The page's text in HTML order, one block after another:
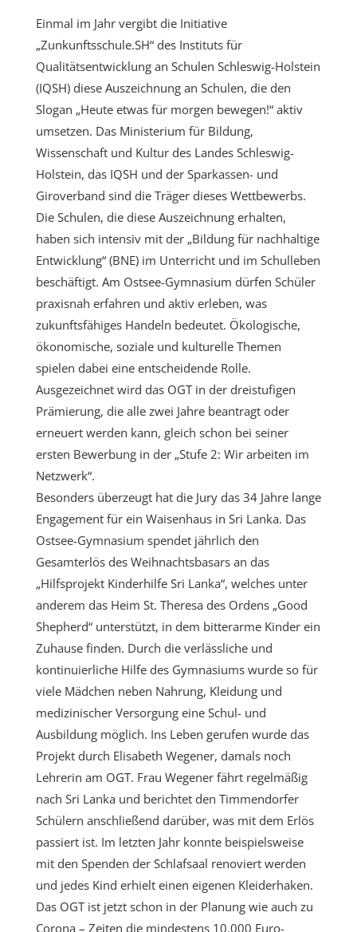
Einmal im Jahr vergibt die Initiative
„Zunkunftsschule.SH“ des Instituts für
Qualitätsentwicklung an Schulen Schleswig-Holstein
(IQSH) diese Auszeichnung an Schulen, die den
Slogan „Heute etwas für morgen bewegen!“ aktiv
umsetzen. Das Ministerium für Bildung,
Wissenschaft und Kultur des Landes Schleswig-
Holstein, das IQSH und der Sparkassen- und
Giroverband sind die Träger dieses Wettbewerbs.
Die Schulen, die diese Auszeichnung erhalten,
haben sich intensiv mit der „Bildung für nachhaltige
Entwicklung“ (BNE) im Unterricht und im Schulleben
beschäftigt. Am Ostsee-Gymnasium dürfen Schüler
praxisnah erfahren und aktiv erleben, was
zukunftsfähiges Handeln bedeutet. Ökologische,
ökonomische, soziale und kulturelle Themen
spielen dabei eine entscheidende Rolle.
Ausgezeichnet wird das OGT in der dreistufigen
Prämierung, die alle zwei Jahre beantragt oder
erneuert werden kann, gleich schon bei seiner
ersten Bewerbung in der „Stufe 2: Wir arbeiten im
Netzwerk“.
Besonders überzeugt hat die Jury das 34 Jahre lange
Engagement für ein Waisenhaus in Sri Lanka. Das
Ostsee-Gymnasium spendet jährlich den
Gesamterlös des Weihnachtsbasars an das
„Hilfsprojekt Kinderhilfe Sri Lanka“, welches unter
anderem das Heim St. Theresa des Ordens „Good
Shepherd“ unterstützt, in dem bitterarme Kinder ein
Zuhause finden. Durch die verlässliche und
kontinuierliche Hilfe des Gymnasiums wurde so für
viele Mädchen neben Nahrung, Kleidung und
medizinischer Versorgung eine Schul- und
Ausbildung möglich. Ins Leben gerufen wurde das
Projekt durch Elisabeth Wegener, damals noch
Lehrerin am OGT. Frau Wegener fährt regelmäßig
nach Sri Lanka und berichtet den Timmendorfer
Schülern anschließend darüber, was mit dem Erlös
passiert ist. Im letzten Jahr konnte beispielsweise
mit den Spenden der Schlafsaal renoviert werden
und jedes Kind erhielt einen eigenen Kleiderhaken.
Das OGT ist jetzt schon in der Planung wie auch zu
Corona – Zeiten die mindestens 10.000 Euro-